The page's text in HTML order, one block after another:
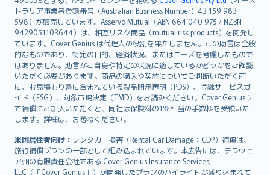
トラリア事業者登録番号（Australian Business Number）43 159 983
598）が販売しています。Asservo Mutual（ABN 664 040 975 / NZBN
9429051103644）は、相互リスク商品（mutual risk products）を開発し
ています。Cover Genius は代理人の役割を果たしません。この助言は全般
的なものであり、特定の目的、経済状況、またはニーズを考慮したもので
はありません。助言がご自身や特定の状況に適しているかどうかをご確認
いただく必要があります。商品の購入や契約についてご判断いただく前
に、お見積もり書に含まれている製品開示声明（PDS）、金融サービスガ
イド（FSG）、対象市場決定（TMD）をお読みください。Cover Genius に
て補償にご加入いただくと、同社は保険料の1％相当の手数料を受領いた
します。詳細は、お尋ねください。
米国居住者向け： レンタカー損害（Rental Car Damage：CDP）補償は、
旅行補償プランの一部として組み込まれています。本広告には、デラウェ
ア州の有限責任会社である Cover Genius Insurance Services,
LLC（「Cover Genius」）が開発したプランのハイライトが盛り込まれて
한국어
dansk
norsk
suomi
العربيّة
Türkçe
česky
Русский
български
català